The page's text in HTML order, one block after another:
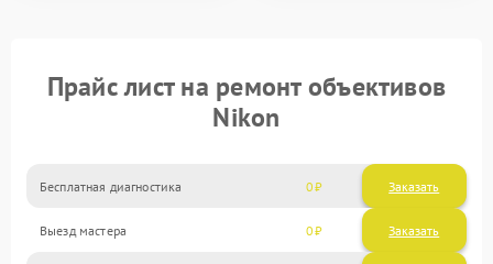
Прайс лист на ремонт объективов
Nikon
Бесплатная диагностика 0 Заказать
Выезд мастера 0 Заказать